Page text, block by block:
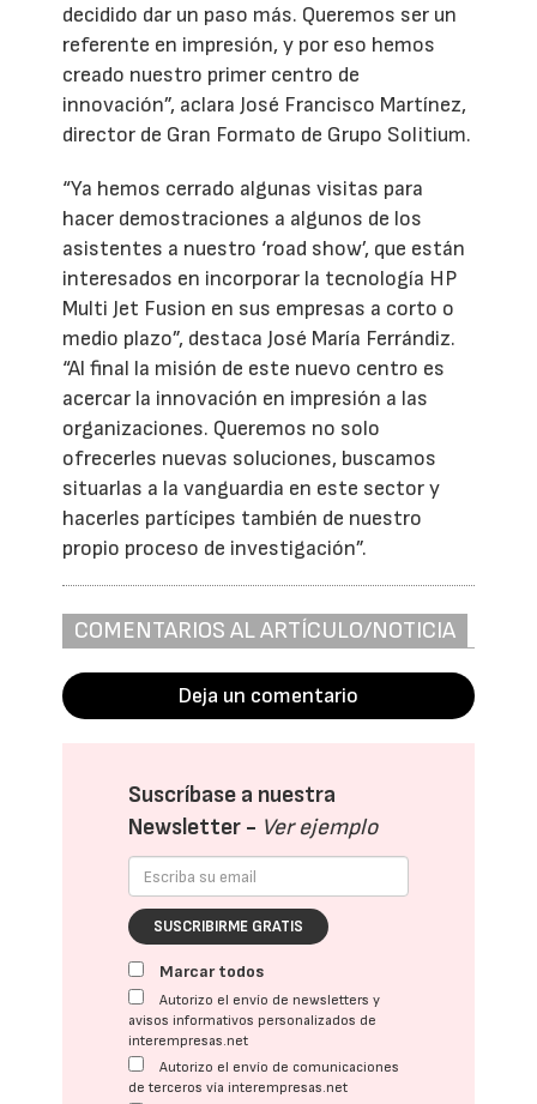
decidido dar un paso más. Queremos ser un
referente en impresión, y por eso hemos
creado nuestro primer centro de
innovación”, aclara José Francisco Martínez,
director de Gran Formato de Grupo Solitium.
“Ya hemos cerrado algunas visitas para
hacer demostraciones a algunos de los
asistentes a nuestro ‘road show’, que están
interesados en incorporar la tecnología HP
Multi Jet Fusion en sus empresas a corto o
medio plazo”, destaca José María Ferrándiz.
“Al final la misión de este nuevo centro es
acercar la innovación en impresión a las
organizaciones. Queremos no solo
ofrecerles nuevas soluciones, buscamos
situarlas a la vanguardia en este sector y
hacerles partícipes también de nuestro
propio proceso de investigación”.
COMENTARIOS AL ARTÍCULO/NOTICIA
Deja un comentario
Suscríbase a nuestra
Newsletter - Ver ejemplo
SUSCRIBIRME GRATIS
Marcar todos
Autorizo el envío de newsletters y
avisos informativos personalizados de
interempresas.net
Autorizo el envío de comunicaciones
de terceros vía interempresas.net